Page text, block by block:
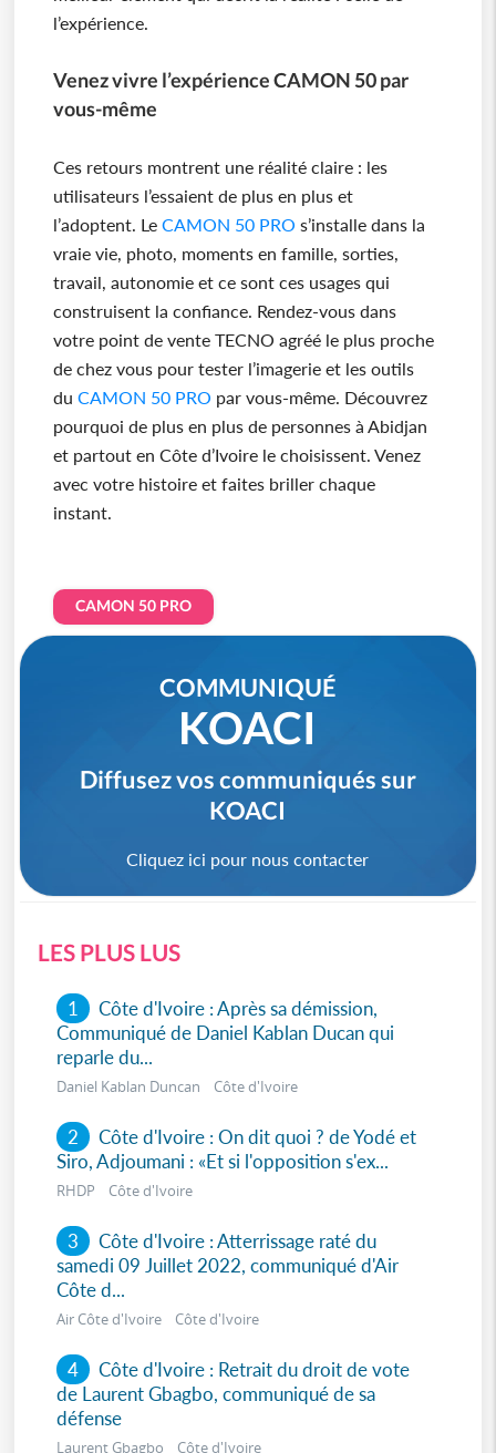
l’expérience.
Venez vivre l’expérience CAMON 50 par
vous-même
Ces retours montrent une réalité claire : les
utilisateurs l’essaient de plus en plus et
l’adoptent. Le CAMON 50 PRO s’installe dans la
vraie vie, photo, moments en famille, sorties,
travail, autonomie et ce sont ces usages qui
construisent la confiance. Rendez-vous dans
votre point de vente TECNO agréé le plus proche
de chez vous pour tester l’imagerie et les outils
du CAMON 50 PRO par vous-même. Découvrez
pourquoi de plus en plus de personnes à Abidjan
et partout en Côte d’Ivoire le choisissent. Venez
avec votre histoire et faites briller chaque
instant.
CAMON 50 PRO
COMMUNIQUÉ
KOACI
Diffusez vos communiqués sur
KOACI
Cliquez ici pour nous contacter
LES PLUS LUS
1
Côte d'Ivoire : Après sa démission,
Communiqué de Daniel Kablan Ducan qui
reparle du...
Daniel Kablan Duncan Côte d'Ivoire
2 Côte d'Ivoire : On dit quoi ? de Yodé et
Siro, Adjoumani : «Et si l'opposition s'ex...
RHDP Côte d'Ivoire
3 Côte d'Ivoire : Atterrissage raté du
samedi 09 Juillet 2022, communiqué d'Air
Côte d...
Air Côte d'Ivoire Côte d'Ivoire
4 Côte d'Ivoire : Retrait du droit de vote
de Laurent Gbagbo, communiqué de sa
défense
Laurent Gbagbo Côte d'Ivoire